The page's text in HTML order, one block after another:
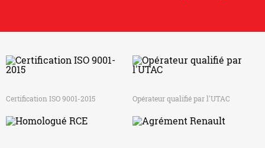
Certification ISO 9001-2015 Opérateur qualifié par l'UTAC